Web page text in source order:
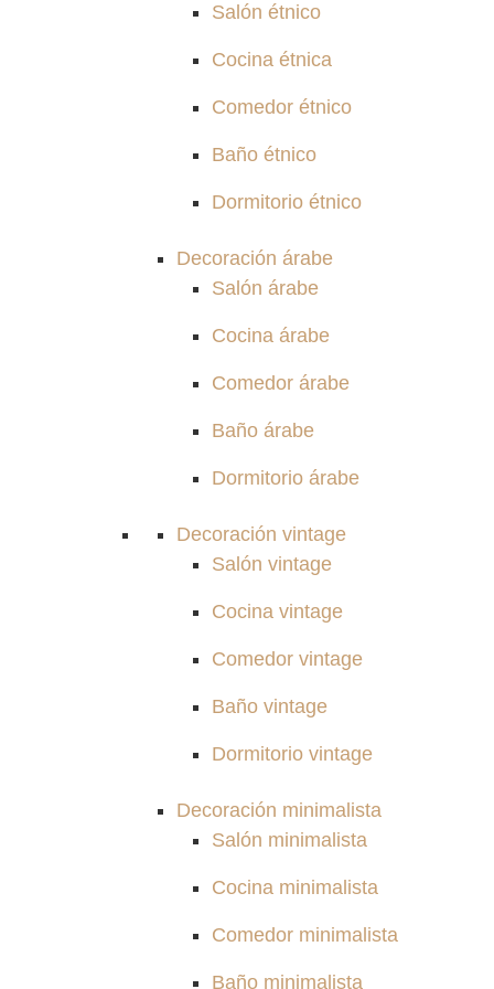
Salón étnico
Cocina étnica
Comedor étnico
Baño étnico
Dormitorio étnico
Decoración árabe
Salón árabe
Cocina árabe
Comedor árabe
Baño árabe
Dormitorio árabe
Decoración vintage
Salón vintage
Cocina vintage
Comedor vintage
Baño vintage
Dormitorio vintage
Decoración minimalista
Salón minimalista
Cocina minimalista
Comedor minimalista
Baño minimalista